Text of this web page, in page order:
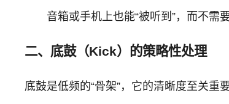
音箱或手机上也能“被听到”，而不需
二、底鼓（Kick）的策略性处理
底鼓是低频的“骨架”，它的清晰度至关重要